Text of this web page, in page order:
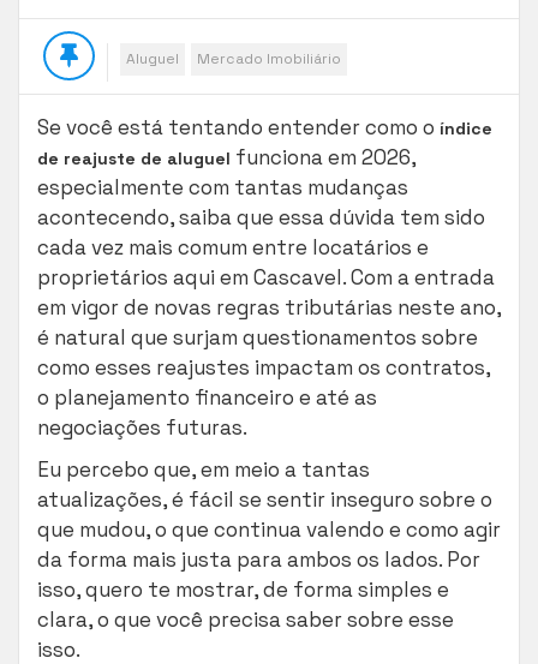
Aluguel Mercado Imobiliário
Se você está tentando entender como o índice
de reajuste de aluguel funciona em 2026,
especialmente com tantas mudanças
acontecendo, saiba que essa dúvida tem sido
cada vez mais comum entre locatários e
proprietários aqui em Cascavel. Com a entrada
em vigor de novas regras tributárias neste ano,
é natural que surjam questionamentos sobre
como esses reajustes impactam os contratos,
o planejamento financeiro e até as
negociações futuras.
Eu percebo que, em meio a tantas
atualizações, é fácil se sentir inseguro sobre o
que mudou, o que continua valendo e como agir
da forma mais justa para ambos os lados. Por
isso, quero te mostrar, de forma simples e
clara, o que você precisa saber sobre esse
isso.